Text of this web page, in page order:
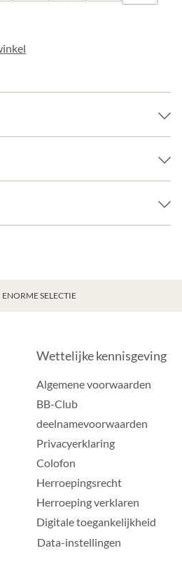
ENORME SELECTIE
Wettelijke kennisgeving
Algemene voorwaarden
BB-Club
deelnamevoorwaarden
Privacyerklaring
Colofon
Herroepingsrecht
Herroeping verklaren
Digitale toegankelijkheid
Data-instellingen